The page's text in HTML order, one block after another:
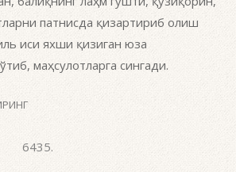
патнисда қизартириб олиш
иси яхши қизиган юза
маҳсулотларга сингади.
6435.